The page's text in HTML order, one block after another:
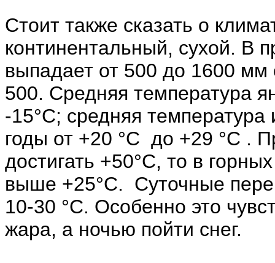
Стоит также сказать о
континентальный, сухой. В
выпадает от 500 до 1600
500. Средняя температура
-15°С; средняя
годы от +20 °С до +29 °С .
достигать +50°С, то в
выше +25°С. Суточные
10-30 °С. Особенно это
жара, а ночью пойти снег.